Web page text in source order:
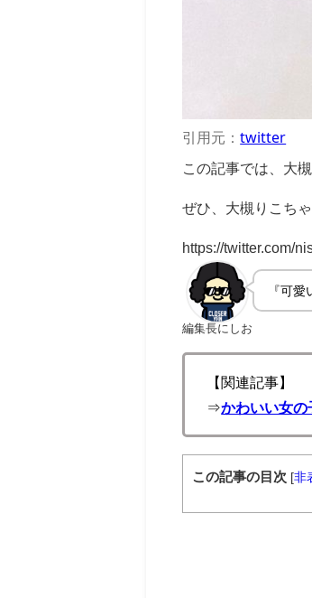
引用元：twitter
この記事では、大
ぜひ、大槻りこち
https://twitter.com/
編集長にしお
『可
【関連記事】
⇒かわいい女の
この記事の目次 [非